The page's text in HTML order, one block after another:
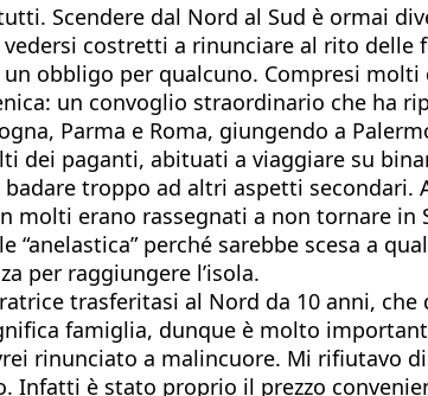
Scendere dal Nord al Sud è ormai
costretti a rinunciare al rito
obbligo per qualcuno. Compresi
un convoglio straordinario che ha
Parma e Roma, giungendo a
dei paganti, abituati a viaggiare su
troppo ad altri aspetti
molti erano rassegnati a non tornare
perché sarebbe scesa a
per raggiungere l’isola.
trasferitasi al Nord da 10 anni,
famiglia, dunque è molto
rinunciato a malincuore. Mi rifiutavo
è stato proprio il prezzo